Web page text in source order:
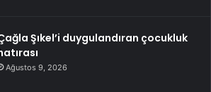
Şıkel’i duygulandıran çocukluk
Ağustos 9, 2026